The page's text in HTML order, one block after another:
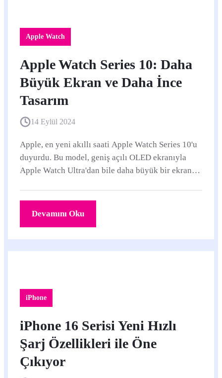
Apple Watch
Apple Watch Series 10: Daha
Büyük Ekran ve Daha İnce
Tasarım
14 Eylül 2024
Apple, en yeni akıllı saati Apple Watch Series 10'u
duyurdu. Bu model, geniş açılı OLED ekranıyla
Apple Watch Ultra'dan bile daha büyük bir ekran
Devamını Oku
iPhone
iPhone 16 Serisi Yeni Hızlı
Şarj Özellikleri ile Öne
Çıkıyor